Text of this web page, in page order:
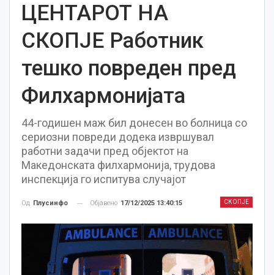
ЦЕНТАРОТ НА
СКОПЈЕ Работник
тешко повреден пред
Филхармонијата
44-годишен маж бил донесен во болница со
сериозни повреди додека извршувал
работни задачи пред објектот на
Македонската филхармонија, трудова
инспекција го испитува случајот
СКОПЈЕ
Од Плусинфо Објавено 17/12/2025 13:40:15